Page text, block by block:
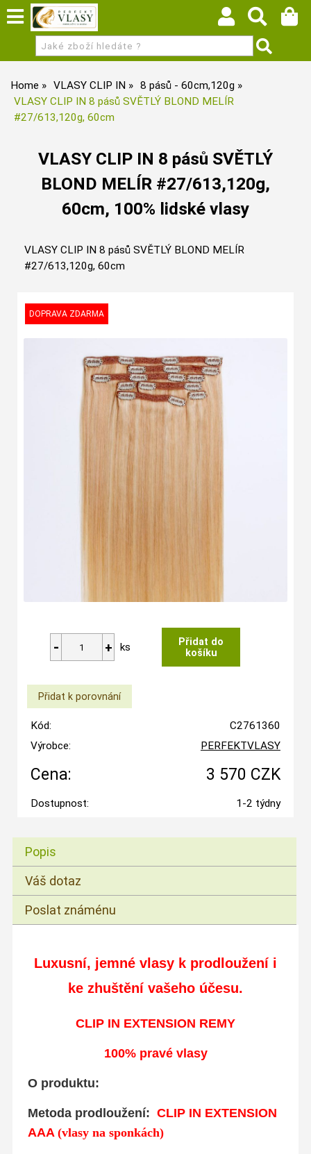
Home VLASY CLIP IN
8 pásů - 60cm,120g
VLASY CLIP IN 8 pásů SVĚTLÝ BLOND MELÍR
#27/613,120g, 60cm
VLASY CLIP IN 8 pásů SVĚTLÝ
BLOND MELÍR #27/613,120g,
60cm, 100% lidské vlasy
VLASY CLIP IN 8 pásů SVĚTLÝ BLOND MELÍR
#27/613,120g, 60cm
ks
Kód:
C2761360
Výrobce:
PERFEKTVLASY
Cena: 3 570 CZK
Dostupnost: 1-2 týdny
Popis
Váš dotaz
Poslat známénu
Luxusní, jemné vlasy k prodloužení i
ke zhuštění vašeho účesu.
CLIP IN EXTENSION REMY
100% pravé vlasy
O produktu:
Metoda prodloužení: CLIP IN EXTENSION
AAA (vlasy na sponkách)